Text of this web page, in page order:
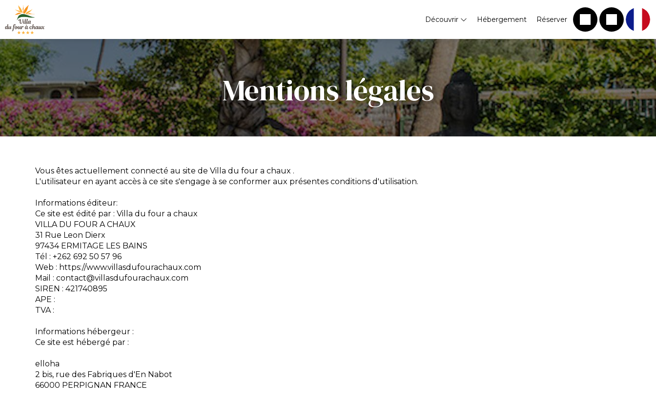
Découvrir Hébergement Réserver
Mentions légales
Vous êtes actuellement connecté au site de Villa du four a chaux .
L'utilisateur en ayant accès à ce site s'engage à se conformer aux présentes conditions d'utilisation.
Informations éditeur:
Ce site est édité par : Villa du four a chaux
VILLA DU FOUR A CHAUX
31 Rue Leon Dierx
97434 ERMITAGE LES BAINS
Tél : +262 692 50 57 96
Web : https://www.villasdufourachaux.com
Mail : contact@villasdufourachaux.com
SIREN : 421740895
APE :
TVA :
Informations hébergeur :
Ce site est hébergé par :
elloha
2 bis, rue des Fabriques d'En Nabot
66000 PERPIGNAN FRANCE